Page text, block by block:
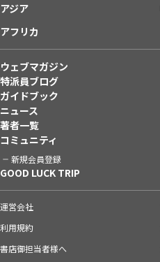
アジア
アフリカ
ウェブマガジン
特派員ブログ
ガイドブック
ニュース
著者一覧
コミュニティ
新規会員登録
GOOD LUCK TRIP
運営会社
利用規約
書店御担当者様へ